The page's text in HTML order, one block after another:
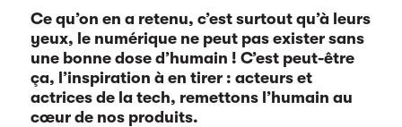
Ce qu’on en a retenu, c’est surtout qu’à leurs
yeux, le numérique ne peut pas exister sans
une bonne dose d’humain ! C’est peut-être
ça, l’inspiration à en tirer : acteurs et
actrices de la tech, remettons l’humain au
cœur de nos produits.